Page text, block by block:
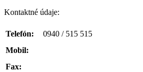
Kontaktné údaje:
Telefón:
0940 / 515 515
Mobil:
Fax: